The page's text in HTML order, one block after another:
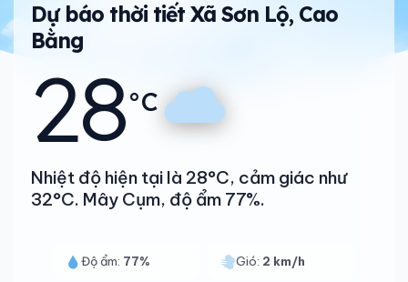
Dự báo thời tiết Xã Sơn Lộ, Cao
Bằng
28°C
Nhiệt độ hiện tại là 28°C, cảm giác như
32°C. Mây Cụm, độ ẩm 77%.
Độ ẩm: 77% Gió: 2 km/h